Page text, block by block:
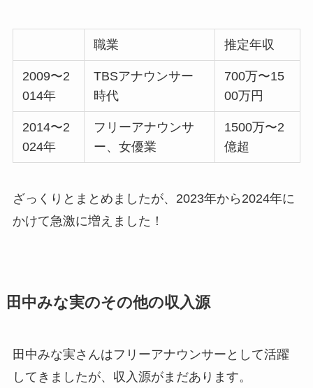
職業 推定年収
2009〜2
014年
TBSアナウンサー
時代
700万〜15
00万円
2014〜2
024年
フリーアナウンサ
ー、女優業
1500万〜2
億超
ざっくりとまとめましたが、2023年から2024年に
かけて急激に増えました！
田中みな実のその他の収入源
田中みな実さんはフリーアナウンサーとして活躍
してきましたが、収入源がまだあります。